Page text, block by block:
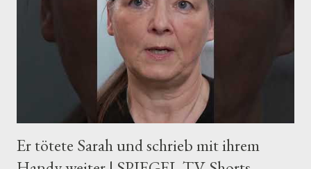
verliert nicht nur sein Herz, sondern manchmal auch viel Geld.
Alle Teile der Doku-Serie könnt ihr jetzt schon in der Mediathek
anschauen: Der Trauerschwindler Teil 1:
https://1.ard.de/Trauerschwindler1-1 Der Traue...
Er tötete Sarah und schrieb mit ihrem